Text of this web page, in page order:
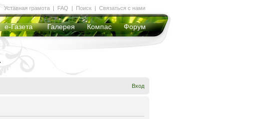
е-Газета Галерея Компас Форум
Уставная грамота | FAQ | Поиск | Связаться с нами
Вход